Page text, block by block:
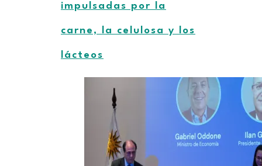
impulsadas por la
carne, la celulosa y los
lácteos